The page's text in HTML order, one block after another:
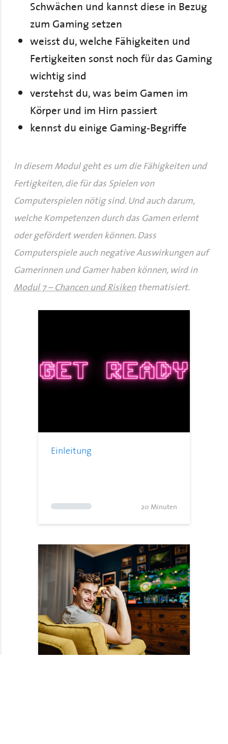
Schwächen und kannst diese in Bezug
zum Gaming setzen
weisst du, welche Fähigkeiten und
Fertigkeiten sonst noch für das Gaming
wichtig sind
verstehst du, was beim Gamen im
Körper und im Hirn passiert
kennst du einige Gaming-Begriffe
In diesem Modul geht es um die Fähigkeiten und
Fertigkeiten, die für das Spielen von
Computerspielen nötig sind. Und auch darum,
welche Kompetenzen durch das Gamen erlernt
oder gefördert werden können. Dass
Computerspiele auch negative Auswirkungen auf
Gamerinnen und Gamer haben können, wird in
Modul 7 – Chancen und Risikenthematisiert.
Einleitung
20 Minuten